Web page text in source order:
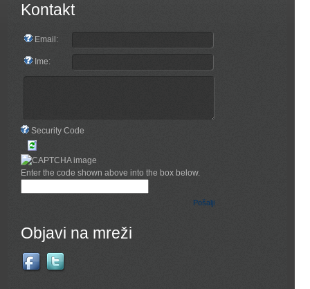
Kontakt
Email:
Ime:
Security Code
Enter the code shown above into the box below.
Pošalji
Objavi na mreži